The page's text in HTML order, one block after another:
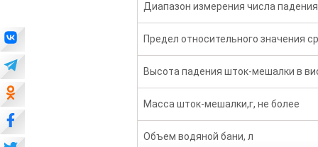
Диапазон измерения числа падения
Предел относительного значения
Высота падения шток-мешалки в
Масса шток-мешалки,г, не более
Объем водяной бани, л